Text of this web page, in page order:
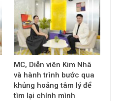
MC, Diễn viên Kim Nhã
và hành trình bước qua
khủng hoảng tâm lý để
tìm lại chính mình